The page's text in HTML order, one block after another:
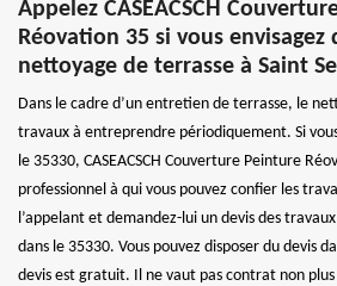
Appelez CASEACSCH
Réovation 35 si vous
nettoyage de terrasse à Saint
Dans le cadre d’un entretien de terrasse, le
travaux à entreprendre périodiquement. Si
le 35330, CASEACSCH Couverture Peinture
professionnel à qui vous pouvez confier les
l’appelant et demandez-lui un devis des
dans le 35330. Vous pouvez disposer du devis
devis est gratuit. Il ne vaut pas contrat non